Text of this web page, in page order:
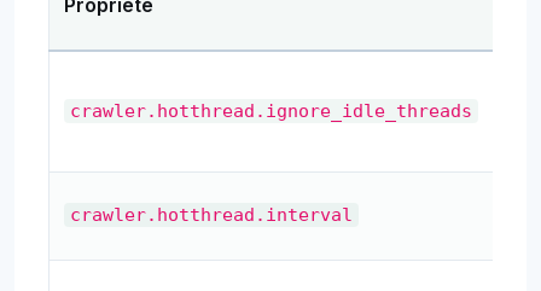
crawler.hotthread.ignore_idle_threads
crawler.hotthread.interval